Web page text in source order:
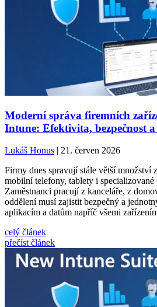
Moderní správa firemních
Intune: Efektivita, bezpečnost
Lukáš Honus | 21. červen 2026
Firmy dnes spravují stále větší
mobilní telefony, tablety i specializované
Zaměstnanci pracují z kanceláře, z
oddělení musí zajistit bezpečný a
aplikacím a datům napříč všemi
celý článek
přečíst článek